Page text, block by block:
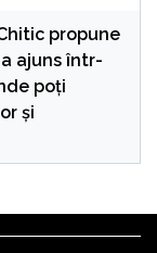
propune
a ajuns într-
poți
și